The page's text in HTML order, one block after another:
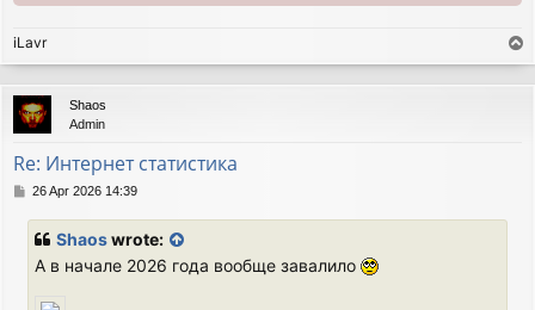
iLavr
o
p
Shaos
Admin
Re: Интернет статистика
P26 Apr 2026 14:39
Shaoswrote:
А в начале 2026 года вообще завалило